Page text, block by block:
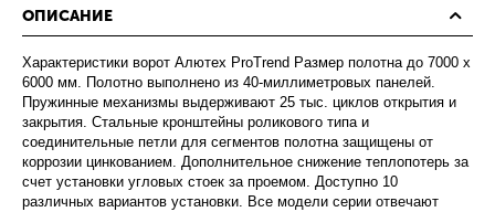
ОПИСАНИЕ
Характеристики ворот Алютех ProTrend Размер полотна до 7000 х
6000 мм. Полотно выполнено из 40-миллиметровых панелей.
Пружинные механизмы выдерживают 25 тыс. циклов открытия и
закрытия. Стальные кронштейны роликового типа и
соединительные петли для сегментов полотна защищены от
коррозии цинкованием. Дополнительное снижение теплопотерь за
счет установки угловых стоек за проемом. Доступно 10
различных вариантов установки. Все модели серии отвечают